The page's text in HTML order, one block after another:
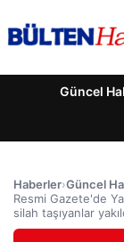
Güncel
Haberler›Güncel
Resmi Gazete'de
silah taşıyanlar